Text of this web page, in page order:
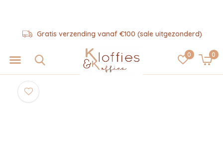
0 0
Gratis verzending vanaf €100 (sale uitgezonderd)